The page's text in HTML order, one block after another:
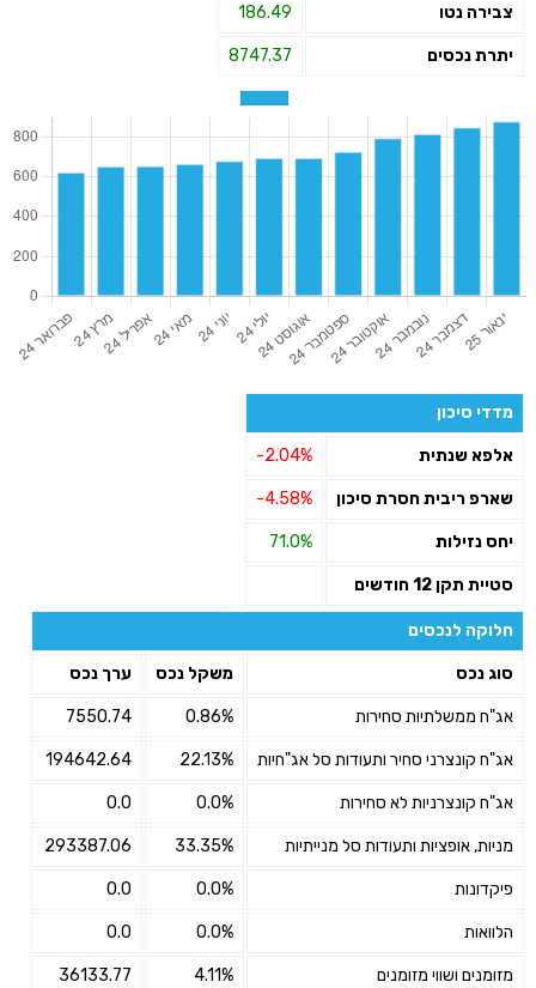
צבירה נטו 186.49
יתרת נכסים 8747.37
מדדי סיכון
אלפא שנתית -2.04%
שארפ ריבית חסרת סיכון -4.58%
יחס נזילות 71.0%
סטיית תקן 12 חודשים
חלוקה לנכסים
סוג נכס משקל נכס ערך נכס
אג"ח ממשלתיות סחירות 0.86%
7550.74
אג"ח קונצרני סחיר ותעודות סל אג"חיות 22.13%
194642.64
אג"ח קונצרניות לא סחירות 0.0%
0.0
מניות, אופציות ותעודות סל מנייתיות 33.35%
293387.06
פיקדונות 0.0%
0.0
הלוואות 0.0%
0.0
מזומנים ושווי מזומנים 4.11%
36133.77